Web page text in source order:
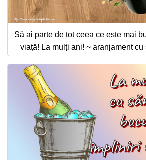
Să ai parte de tot ceea ce este mai
viață! La mulți ani! ~ aranjament